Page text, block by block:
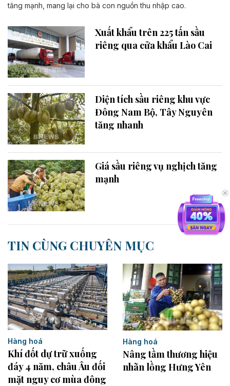
tăng mạnh, mang lại cho bà con nguồn thu nhập cao.
Xuất khẩu trên 225 tấn sầu
riêng qua cửa khẩu Lào Cai
Diện tích sầu riêng khu vực
Đông Nam Bộ, Tây Nguyên
tăng nhanh
Giá sầu riêng vụ nghịch tăng
mạnh
TIN CÙNG CHUYÊN MỤC
Hàng hoá
Khí đốt dự trữ xuống
đáy 4 năm, châu Âu đối
mặt nguy cơ mùa đông
Hàng hoá
Nâng tầm thương hiệu
nhãn lồng Hưng Yên